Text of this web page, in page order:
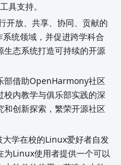
具支持。
开放、共享、协同、贡献的
统领域，并促进跨学科合
生态系统打造可持续的开源
部借助OpenHarmony社区
内教学与俱乐部实践的深
和创新探索，繁荣开源社区
大学在校的Linux爱好者自发
为Linux使用者提供一个可以